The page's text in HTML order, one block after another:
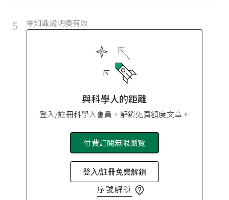
5 零知識證明變有效
與科學人的距離
登入/註冊科學人會員，解鎖免費額度文章。
付費訂閱無限瀏覽
登入/註冊免費解鎖
序號解鎖